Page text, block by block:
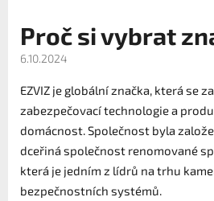
Proč si vybrat
6.10.2024
EZVIZ je globální značka, která se
zabezpečovací technologie a
domácnost. Společnost byla
dceřiná společnost renomované
která je jedním z lídrů na trhu
bezpečnostních systémů.